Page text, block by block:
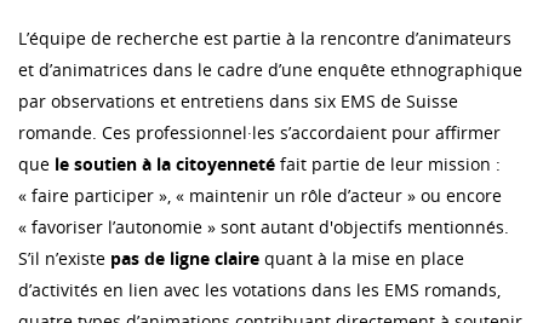
L’équipe de recherche est partie à la rencontre d’animateurs
et d’animatrices dans le cadre d’une enquête ethnographique
par observations et entretiens dans six EMS de Suisse
romande. Ces professionnel·les s’accordaient pour affirmer
que le soutien à la citoyenneté fait partie de leur mission :
« faire participer », « maintenir un rôle d’acteur » ou encore
« favoriser l’autonomie » sont autant d'objectifs mentionnés.
S’il n’existe pas de ligne claire quant à la mise en place
d’activités en lien avec les votations dans les EMS romands,